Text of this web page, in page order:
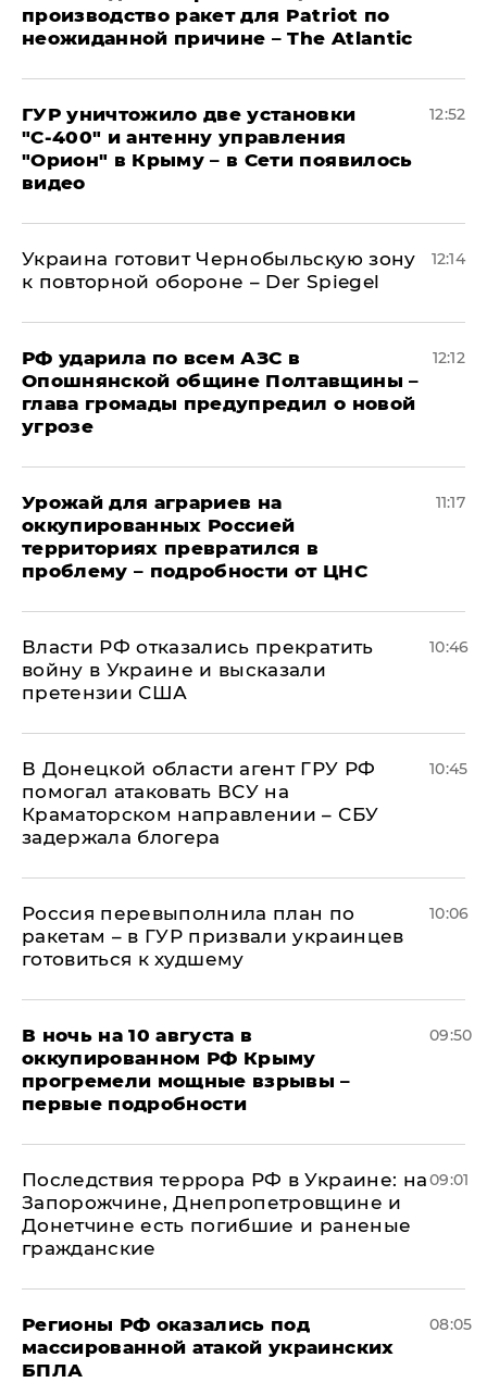
производство ракет для Patriot по
неожиданной причине – The Atlantic
ГУР уничтожило две установки
"С‑400" и антенну управления
"Орион" в Крыму – в Сети появилось
видео
12:52
Украина готовит Чернобыльскую зону
к повторной обороне – Der Spiegel
12:14
РФ ударила по всем АЗС в
Опошнянской общине Полтавщины –
глава громады предупредил о новой
угрозе
12:12
Урожай для аграриев на
оккупированных Россией
территориях превратился в
проблему – подробности от ЦНС
11:17
Власти РФ отказались прекратить
войну в Украине и высказали
претензии США
10:46
В Донецкой области агент ГРУ РФ
помогал атаковать ВСУ на
Краматорском направлении – СБУ
задержала блогера
10:45
Россия перевыполнила план по
ракетам – в ГУР призвали украинцев
готовиться к худшему
10:06
В ночь на 10 августа в
оккупированном РФ Крыму
прогремели мощные взрывы –
первые подробности
09:50
Последствия террора РФ в Украине: на
Запорожчине, Днепропетровщине и
Донетчине есть погибшие и раненые
гражданские
09:01
Регионы РФ оказались под
массированной атакой украинских
БПЛА
08:05